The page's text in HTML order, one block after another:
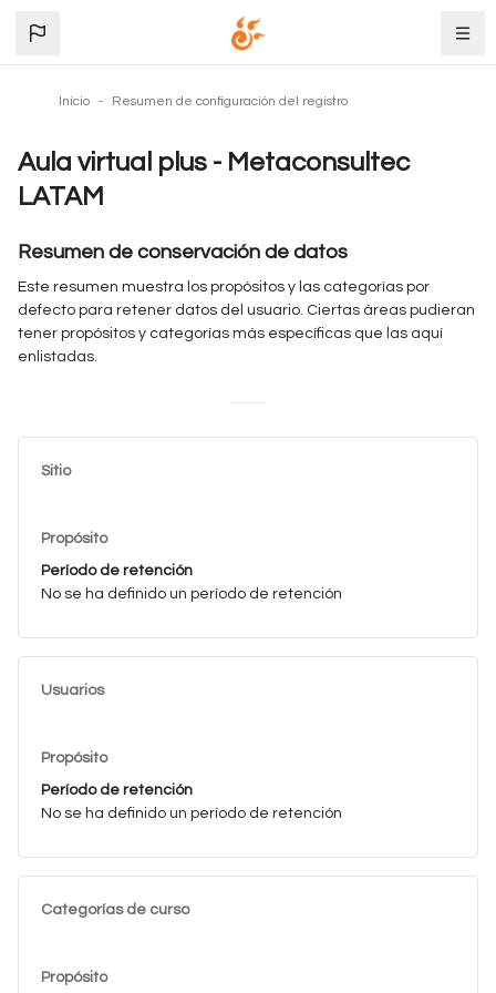
Inicio Resumen de configuración del registro
Aula virtual plus - Metaconsultec
LATAM
Resumen de conservación de datos
Este resumen muestra los propósitos y las categorías por
defecto para retener datos del usuario. Ciertas áreas pudieran
tener propósitos y categorías más específicas que las aquí
enlistadas.
Sitio
Propósito
Período de retención
No se ha definido un período de retención
Usuarios
Propósito
Período de retención
No se ha definido un período de retención
Categorías de curso
Propósito